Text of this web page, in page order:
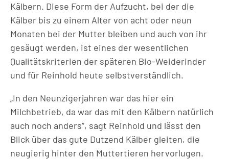
Kälbern. Diese Form der Aufzucht, bei der die
Kälber bis zu einem Alter von acht oder neun
Monaten bei der Mutter bleiben und auch von ihr
gesäugt werden, ist eines der wesentlichen
Qualitätskriterien der späteren Bio-Weiderinder
und für Reinhold heute selbstverständlich.
„In den Neunzigerjahren war das hier ein
Milchbetrieb, da war das mit den Kälbern natürlich
auch noch anders“, sagt Reinhold und lässt den
Blick über das gute Dutzend Kälber gleiten, die
neugierig hinter den Muttertieren hervorlugen.